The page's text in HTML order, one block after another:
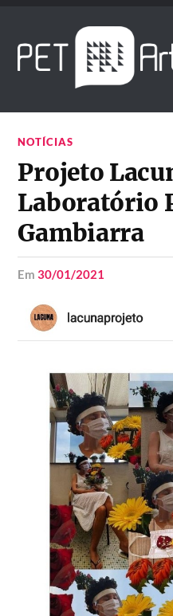
NOTÍCIAS
Projeto
Laboratório
Gambiarra
em30/01/2021